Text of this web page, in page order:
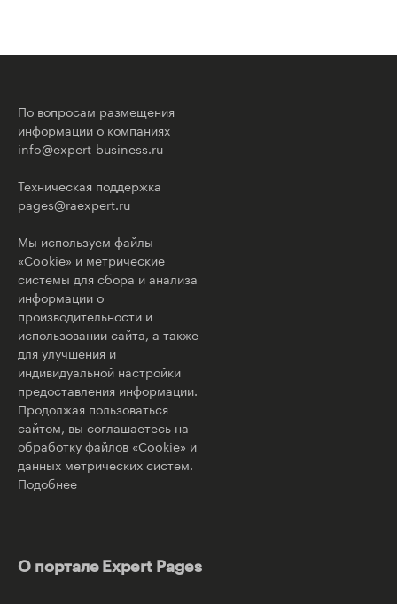
По вопросам размещения
информации о компаниях
info@expert-business.ru
Техническая поддержка
pages@raexpert.ru
Мы используем файлы
«Cookie» и метрические
системы для сбора и анализа
информации о
производительности и
использовании сайта, а также
для улучшения и
индивидуальной настройки
предоставления информации.
Продолжая пользоваться
сайтом, вы соглашаетесь на
обработку файлов «Cookie» и
данных метрических систем.
Подобнее
О портале Expert Pages